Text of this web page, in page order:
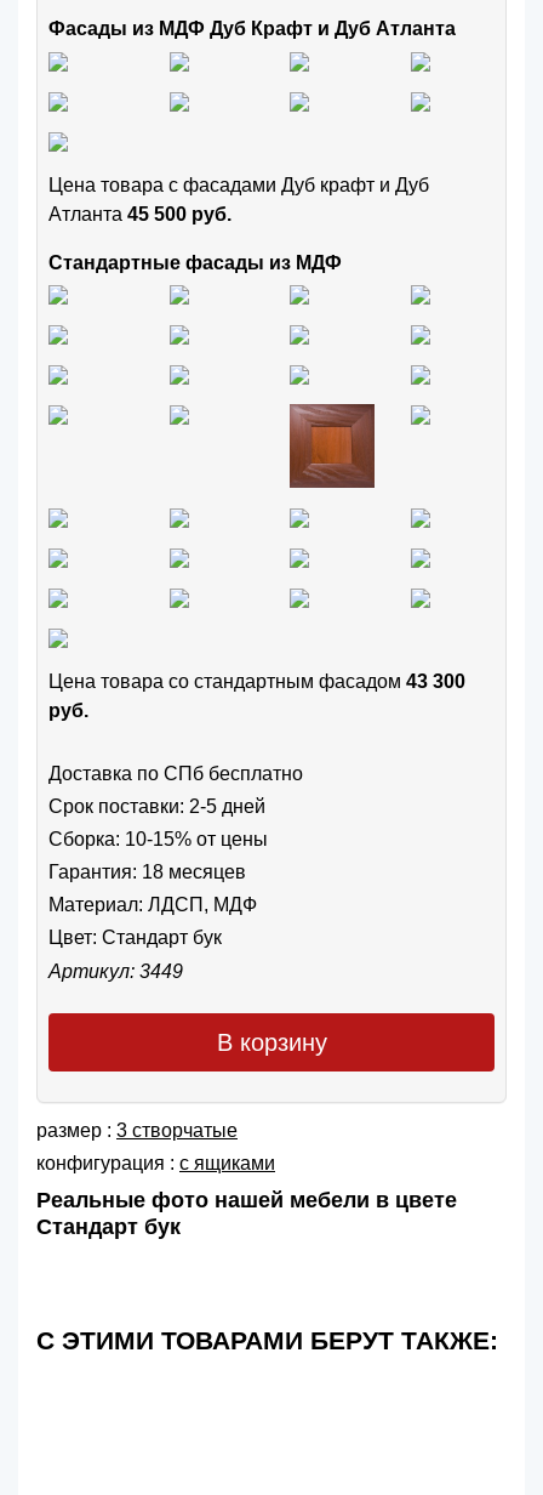
Фасады из МДФ Дуб Крафт и Дуб Атланта
Цена товара с фасадами Дуб крафт и Дуб
Атланта 45 500 руб.
Стандартные фасады из МДФ
Цена товара cо стандартным фасадом 43 300
руб.
Доставка по СПб бесплатно
Срок поставки: 2-5 дней
Сборка: 10-15% от цены
Гарантия: 18 месяцев
Материал: ЛДСП, МДФ
Цвет: Стандарт бук
Артикул: 3449
В корзину
размер : 3 створчатые
конфигурация : с ящиками
Реальные фото нашей мебели в цвете
Стандарт бук
С ЭТИМИ ТОВАРАМИ БЕРУТ ТАКЖЕ: